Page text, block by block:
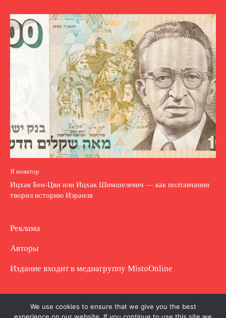
Я новатор
Ицхак Бен-Цви или Ицхак Шимшелевич — как полтавчанин
творил историю Израиля
Реклама
Авторы
Издание входит в медиагруппу MistoOnline
Copyright © Полное использование материала
We use cookies to ensure that we give you the best